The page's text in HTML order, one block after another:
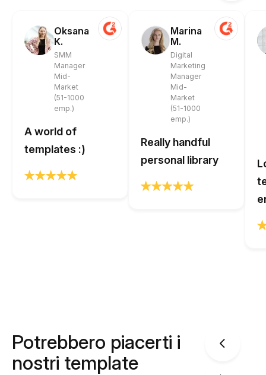
Oksana
K.
SMM
Manager
Mid-
Market
(51-1000
emp.)
A world of
templates :)
Marina
M.
Digital
Marketing
Manager
Mid-
Market
(51-1000
emp.)
Really handful
personal library
Potrebbero piacerti i
nostri template